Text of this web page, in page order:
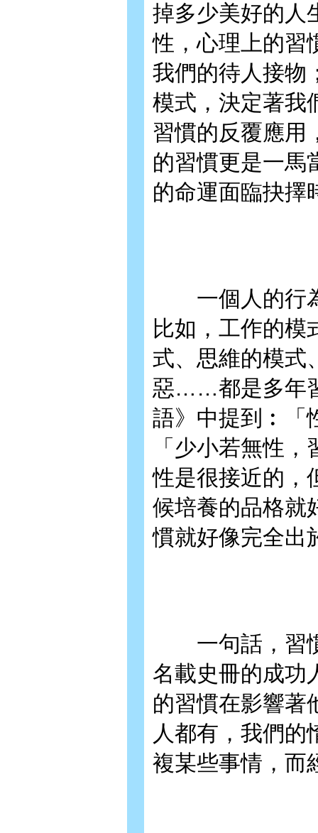
掉多少美好的人
性，心理上的習
我們的待人接物
模式，決定著我
習慣的反覆應用
的習慣更是一馬
的命運面臨抉擇
一個人的行為
比如，工作的模
式、思維的模式
惡……都是多年
語》中提到︰「
「少小若無性
性是很接近的，
候培養的品格就
慣就好像完全出
一句話，習慣
名載史冊的成功
的習慣在影響著
人都有，我們的
複某些事情，而